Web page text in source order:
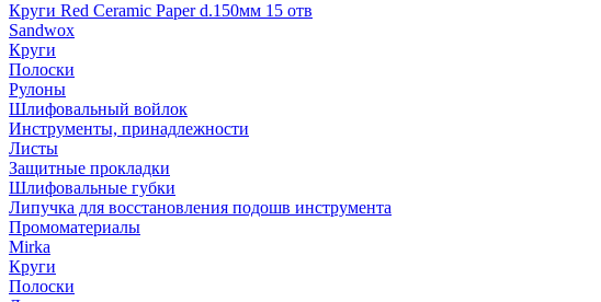
Круги Red Ceramic Paper d.150мм 15 отв
Sandwox
Круги
Полоски
Рулоны
Шлифовальный войлок
Инструменты, принадлежности
Листы
Защитные прокладки
Шлифовальные губки
Липучка для восстановления подошв инструмента
Промоматериалы
Mirka
Круги
Полоски